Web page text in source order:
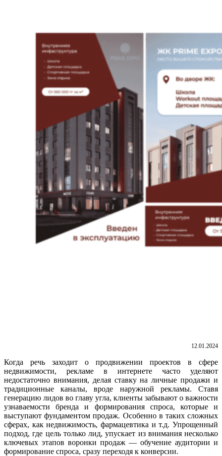
12.01.2024
Когда речь заходит о продвижении проектов в сфере
недвижимости, рекламе в интернете часто уделяют
недостаточно внимания, делая ставку на личные продажи и
традиционные каналы, вроде наружной рекламы. Ставя
генерацию лидов во главу угла, клиенты забывают о важности
узнаваемости бренда и формирования спроса, которые и
выступают фундаментом продаж. Особенно в таких сложных
сферах, как недвижимость, фармацевтика и т.д. Упрощенный
подход, где цель только лид, упускает из внимания несколько
ключевых этапов воронки продаж — обучение аудитории и
формирование спроса, сразу переходя к конверсии.